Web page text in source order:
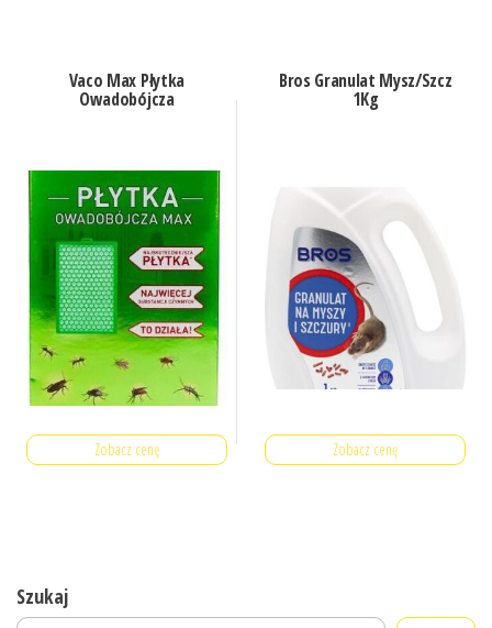
Vaco Max Płytka
Owadobójcza
Zobacz cenę
Bros Granulat Mysz/Szcz
1Kg
Zobacz cenę
Szukaj